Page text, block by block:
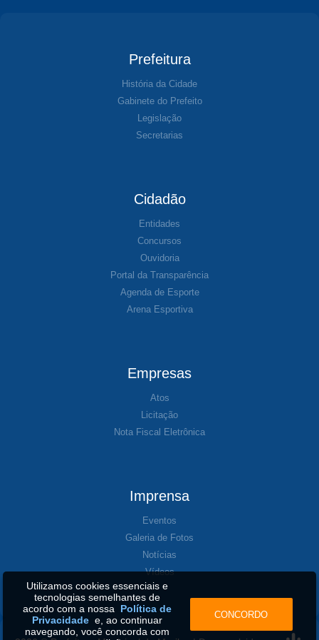
Prefeitura
História da Cidade
Gabinete do Prefeito
Legislação
Secretarias
Cidadão
Entidades
Concursos
Ouvidoria
Portal da Transparência
Agenda de Esporte
Arena Esportiva
Empresas
Atos
Licitação
Nota Fiscal Eletrônica
Imprensa
Eventos
Galeria de Fotos
Notícias
Vídeos
Utilizamos cookies essenciais e
tecnologias semelhantes de
acordo com a nossa Política de
Privacidadee, ao continuar
navegando, você concorda com
CONCORDO